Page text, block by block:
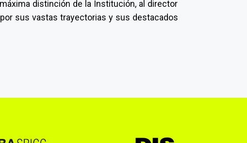
distinción de la Institución, al director
sus vastas trayectorias y sus destacados